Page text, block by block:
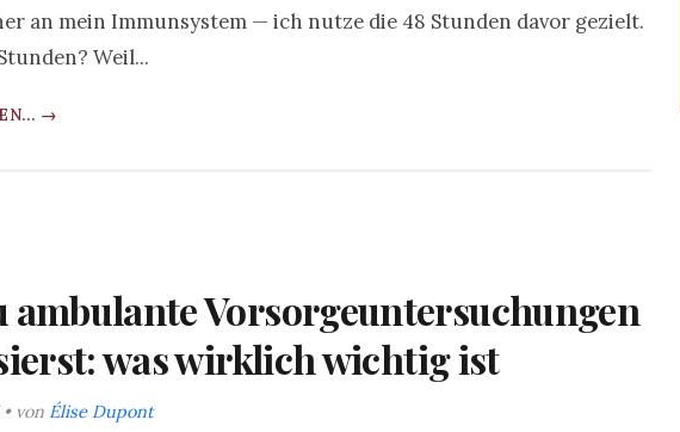
an mein Immunsystem — ich nutze die 48 Stunden davor gezielt.
Weil...
→
ambulante Vorsorgeuntersuchungen
was wirklich wichtig ist
von Élise Dupont